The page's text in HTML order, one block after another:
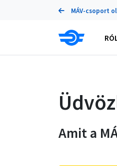
Portálok
MÁV-csoport
Amit a